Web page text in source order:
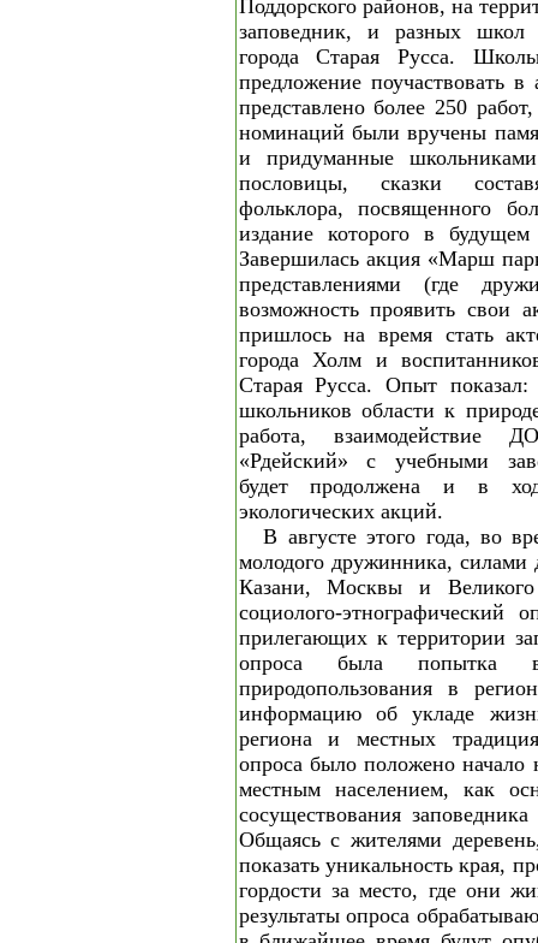
Поддорского районов, на
заповедник, и разных школ
города Старая Русса.
предложение поучаствовать
представлено более 250
номинаций были вручены
и придуманные
пословицы, сказки
фольклора, посвященного
издание которого в будущем
Завершилась акция «Марш
представлениями (где
возможность проявить свои
пришлось на время стать
города Холм и
Старая Русса. Опыт
школьников области к
работа,
«Рдейский» с учебными
будет продолжена и в
экологических акций.
В августе этого года, во
молодого дружинника, силами
Казани, Москвы и
социолого-этнографический
прилегающих к территории
опроса была попытка
природопользования в
информацию об укладе
региона и местных
опроса было положено начало
местным населением, как
сосуществования
Общаясь с жителями
показать уникальность края,
гордости за место, где они
результаты опроса